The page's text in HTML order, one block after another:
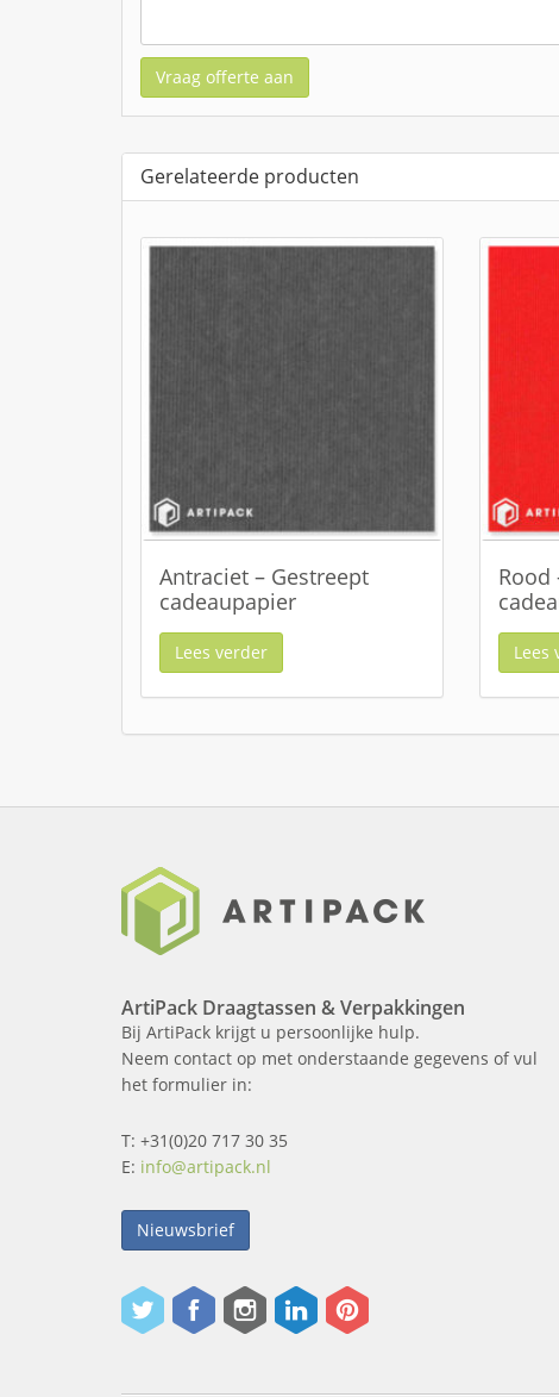
Vraag offerte aan
Gerelateerde producten
Antraciet – Gestreept
cadeaupapier
Lees verder
Rood
Lees
ArtiPack Draagtassen & Verpakkingen
Bij ArtiPack krijgt u persoonlijke hulp.
Neem contact op met onderstaande gegevens of vul
het formulier in:
T: +31(0)20 717 30 35
E: info@artipack.nl
Nieuwsbrief